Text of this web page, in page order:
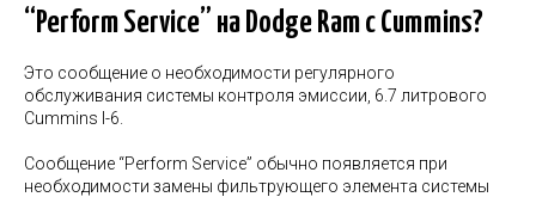
“Perform Service” на Dodge Ram с Cummins?
Это сообщение о необходимости регулярного
обслуживания системы контроля эмиссии, 6.7 литрового
Cummins I-6.
Сообщение “Perform Service” обычно появляется при
необходимости замены фильтрующего элемента системы